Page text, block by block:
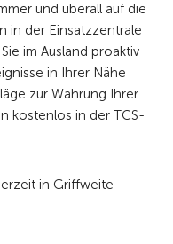
und überall auf die
in der Einsatzzentrale
im Ausland proaktiv
in Ihrer Nähe
zur Wahrung Ihrer
kostenlos in der TCS-
in Griffweite